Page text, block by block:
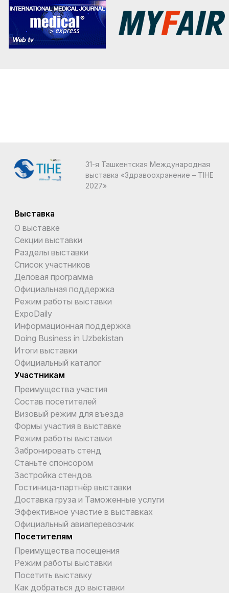
31-я Ташкентская Международная
выставка «Здравоохранение – TIHE
2027»
Выставка
О выставке
Секции выставки
Разделы выставки
Список участников
Деловая программа
Официальная поддержка
Режим работы выставки
ExpoDaily
Информационная поддержка
Doing Business in Uzbekistan
Итоги выставки
Официальный каталог
Участникам
Преимущества участия
Состав посетителей
Визовый режим для въезда
Формы участия в выставке
Режим работы выставки
Забронировать стенд
Станьте спонсором
Застройка стендов
Гостиница-партнёр выставки
Доставка груза и Таможенные услуги
Эффективное участие в выставках
Официальный авиаперевозчик
Посетителям
Преимущества посещения
Режим работы выставки
Посетить выставку
Как добраться до выставки